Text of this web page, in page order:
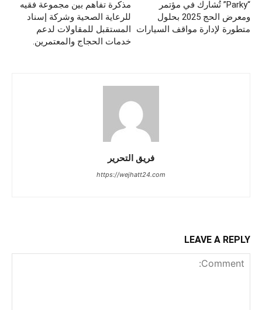
مذكرة تفاهم بين مجموعة فقيه
للرعاية الصحية وشركة إسناد
المستقبل للمقاولات لدعم
خدمات الحجاج والمعتمرين.
“Parky” تُشارك في مؤتمر
ومعرض الحج 2025 بحلول
متطورة لإدارة مواقف السيارات
فريق التحرير
https://wejhatt24.com
LEAVE A REPLY